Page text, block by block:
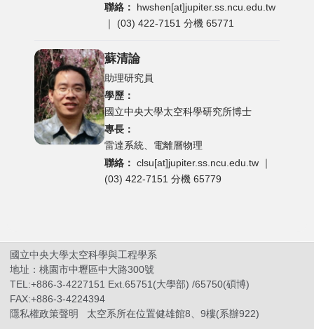
聯絡：
hwshen[at]jupiter.ss.ncu.edu.tw
｜ (03) 422-7151 分機 65771
蘇清論
助理研究員
學歷：
國立中央大學太空科學研究所博士
專長：
雷達系統、電離層物理
聯絡： clsu[at]jupiter.ss.ncu.edu.tw ｜
(03) 422-7151 分機 65779
國立中央大學太空科學與工程學系
地址：桃園市中壢區中大路300號
TEL:+886-3-4227151 Ext.65751(大學部) /65750(碩博)
FAX:+886-3-4224394
隱私權政策聲明
太空系所在位置健雄館8、9樓(系辦922)